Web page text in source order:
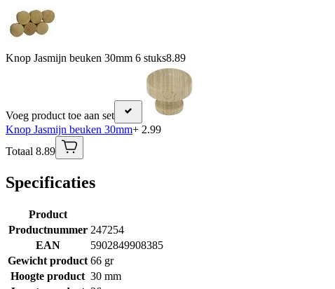
Knop Jasmijn beuken 30mm 6 stuks8.89
Voeg product toe aan set
Knop Jasmijn beuken 30mm+ 2.99
Totaal 8.89
Specificaties
Product
Productnummer 247254
EAN
5902849908385
Gewicht product 66 gr
Hoogte product 30 mm